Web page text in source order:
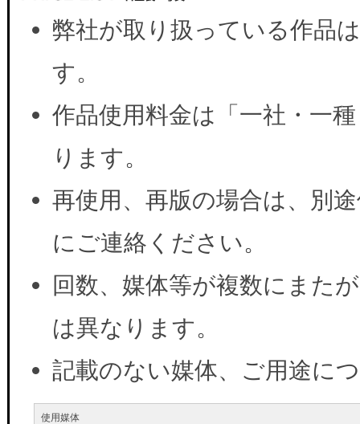
弊社が取り扱っている作品
す。
作品使用料金は「一社・一
ります。
再使用、再版の場合は、別
にご連絡ください。
回数、媒体等が複数にまた
は異なります。
記載のない媒体、ご用途に
使用媒体